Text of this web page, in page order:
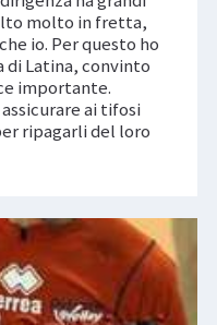
molto in fretta,
io. Per questo ho
Latina, convinto
importante.
ai tifosi
ripagarli del loro